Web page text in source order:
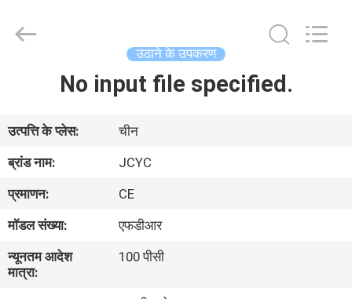
उत्पादों
हमारे
बारे
Crane
Machinery
उठाने के उपकरण
No input file specified.
उत्पत्ति के प्लेस:
चीन
ब्रांड नाम:
JCYC
प्रमाणन:
CE
मॉडल संख्या:
एफडीआर
न्यूनतम आदेश
मात्रा:
100 पीसी